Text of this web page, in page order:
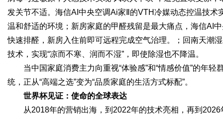
发关节不适。海信AI中央空调Ai家Ⅱ的VTH冷媒动态控温技
温和舒适的环境；新房家庭的甲醛残留是最大痛点，海信AI
快速排醛，新房入住前即可远程完成空气治理。；回南天潮
技术，实现“凉而不寒、润而不湿”，即使除湿也不降温。
当中国家庭消费主力向重视“体验感”和“情感价值”的年
统，正从“高端之选”变为“品质家庭的生活方式标配”。
世界杯见证：使命的全球表达
从2018年的营销出海，到2022年的技术亮相，再到